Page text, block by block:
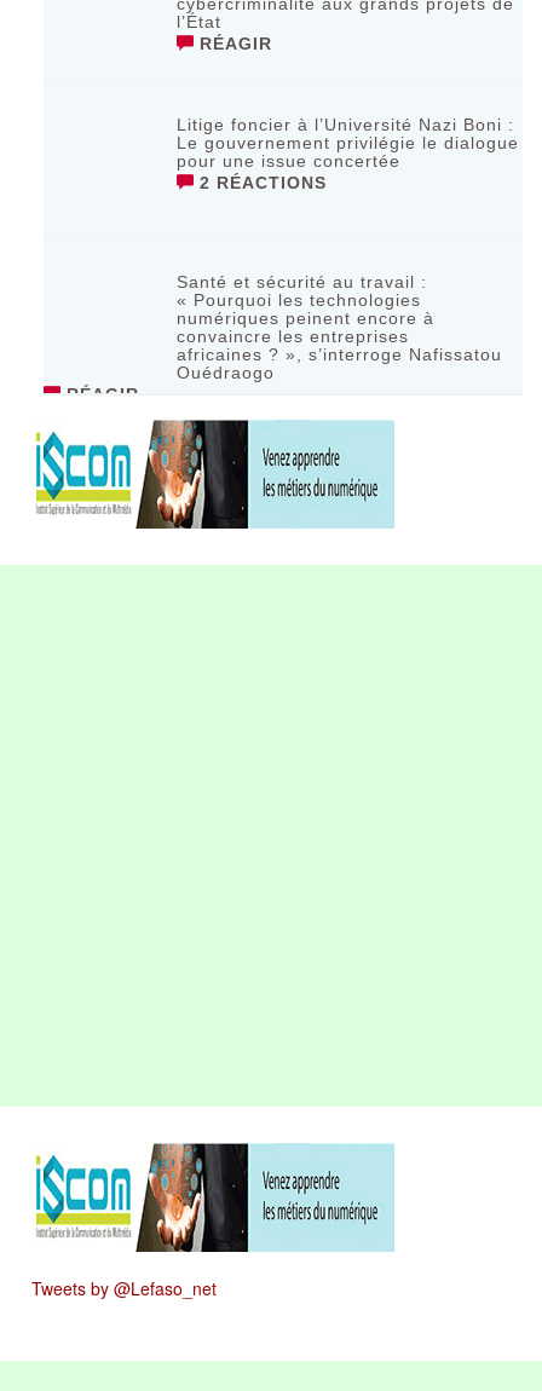
cybercriminalité aux grands projets de
l’État
RÉAGIR
Litige foncier à l’Université Nazi Boni :
Le gouvernement privilégie le dialogue
pour une issue concertée
2 RÉACTIONS
Santé et sécurité au travail :
« Pourquoi les technologies
numériques peinent encore à
convaincre les entreprises
africaines ? », s’interroge Nafissatou
Ouédraogo
RÉAGIR
Tweets by @Lefaso_net